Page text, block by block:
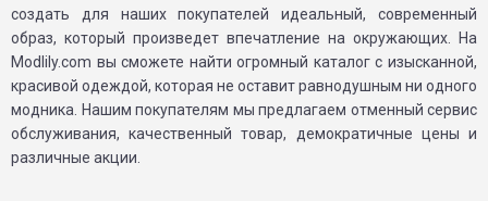
создать для наших покупателей идеальный, современный
образ, который произведет впечатление на окружающих. На
Modlily.com вы сможете найти огромный каталог с изысканной,
красивой одеждой, которая не оставит равнодушным ни одного
модника. Нашим покупателям мы предлагаем отменный сервис
обслуживания, качественный товар, демократичные цены и
различные акции.